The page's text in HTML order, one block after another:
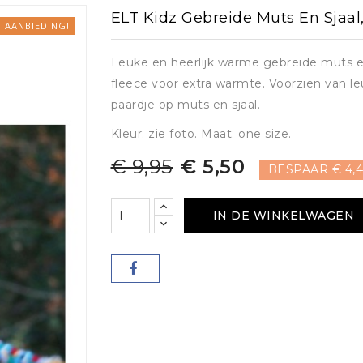
Zadelonderleggers
ZADELS EN TOEBEHOREN
Zadels
Beugelriemen
Singels
Stijgbeugels
Cadeau-artikelen
Teugels
SHIRTS
Shirts
RIEMEN, PETTEN
Petten, sjaals, oorbanden
Cadeau-artikelen
D.due Boots
Kavalkade
AANBIEDING! ELT Kidz Gebreide Muts En
Leuke en heerlijk warme gebreide muts
fleece voor extra warmte. Voorzien van
paardje op muts en sjaal.
Kleur: zie foto. Maat: one size.
€ 9,95 € 5,50 BESPAAR €
IN DE WINKELWAGEN